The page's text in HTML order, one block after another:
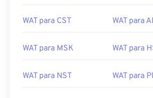
WAT para CST WAT para
WAT para MSK WAT para
WAT para NST WAT para